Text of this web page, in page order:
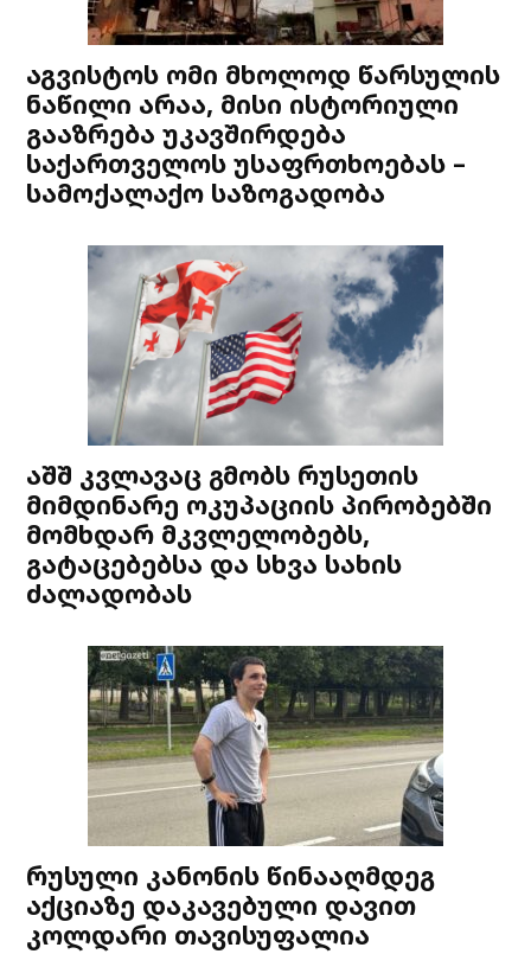
აგვისტოს ომი მხოლოდ წარსულის
ნაწილი არაა, მისი ისტორიული
გააზრება უკავშირდება
საქართველოს უსაფრთხოებას –
სამოქალაქო საზოგადობა
აშშ კვლავაც გმობს რუსეთის
მიმდინარე ოკუპაციის პირობებში
მომხდარ მკვლელობებს,
გატაცებებსა და სხვა სახის
ძალადობას
რუსული კანონის წინააღმდეგ
აქციაზე დაკავებული დავით
კოლდარი თავისუფალია